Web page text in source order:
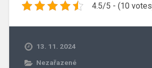
4.5/5 - (10
13. 11. 2024
Nezařazené